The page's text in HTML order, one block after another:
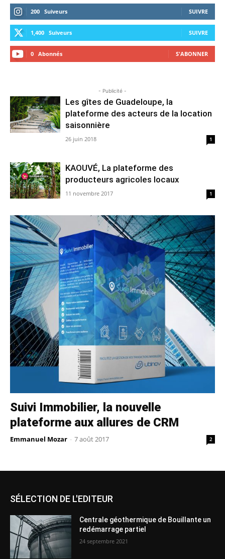
200 Suiveurs SUIVRE
1,400 Suiveurs SUIVRE
0 Abonnés S'ABONNER
- Publicité -
Les gîtes de Guadeloupe, la
plateforme des acteurs de la location
saisonnière
26 juin 2018 1
KAOUVÉ, La plateforme des
producteurs agricoles locaux
11 novembre 2017 1
Suivi Immobilier, la nouvelle
plateforme aux allures de CRM
Emmanuel Mozar - 7 août 2017 2
SÉLECTION DE L'EDITEUR
Centrale géothermique de Bouillante un
redémarrage partiel
24 septembre 2021